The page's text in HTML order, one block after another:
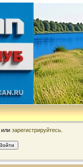
или зарегистрируйтесь